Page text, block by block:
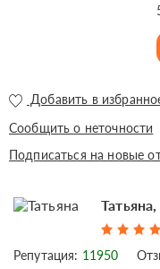
Добавить в
Сообщить о неточности
Подписаться на новые
Репутация: 11950